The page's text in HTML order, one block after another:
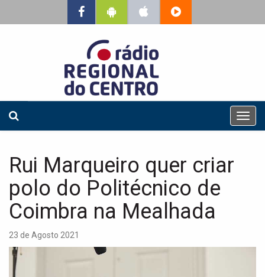
T
o
Rui Marqueiro quer criar
polo do Politécnico de
Coimbra na Mealhada
23 de Agosto 2021